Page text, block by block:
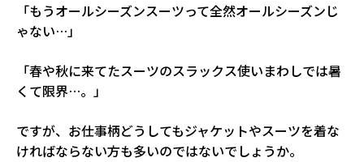
「もうオールシーズンスーツって全然オールシーズンじ
ゃない…」
「春や秋に来てたスーツのスラックス使いまわしでは暑
くて限界…。」
ですが、お仕事柄どうしてもジャケットやスーツを着な
ければならない方も多いのではないでしょうか。